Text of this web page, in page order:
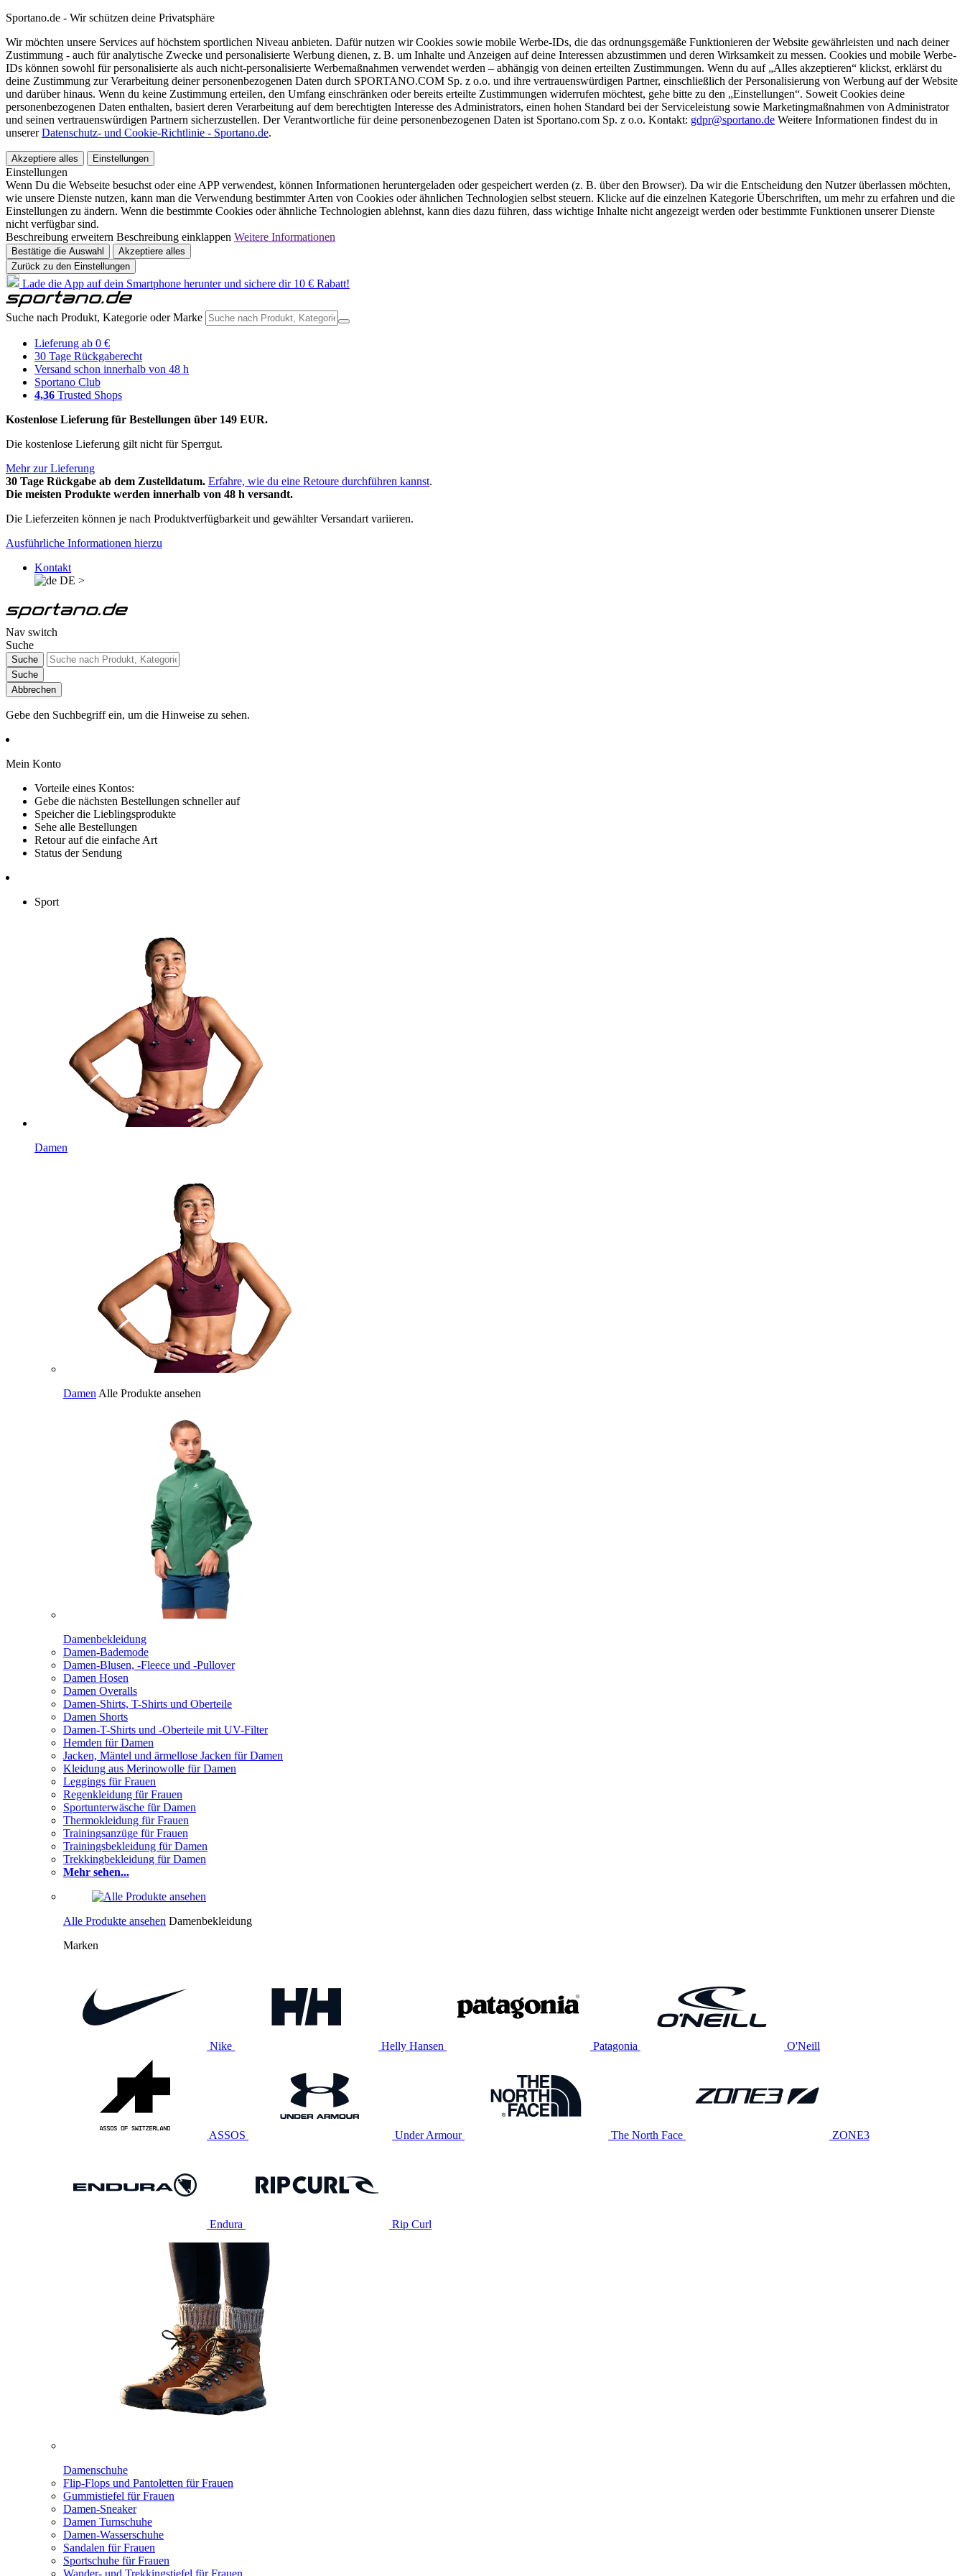
Sportano.de - Wir schützen deine Privatsphäre
Wir möchten unsere Services auf höchstem sportlichen Niveau anbieten. Dafür nutzen wir Cookies sowie mobile Werbe-IDs, die das ordnungsgemäße Funktionieren der Website gewährleisten und nach deiner
Zustimmung - auch für analytische Zwecke und personalisierte Werbung dienen, z. B. um Inhalte und Anzeigen auf deine Interessen abzustimmen und deren Wirksamkeit zu messen. Cookies und mobile Werbe-
IDs können sowohl für personalisierte als auch nicht-personalisierte Werbemaßnahmen verwendet werden – abhängig von deinen erteilten Zustimmungen. Wenn du auf „Alles akzeptieren“ klickst, erklärst du
deine Zustimmung zur Verarbeitung deiner personenbezogenen Daten durch SPORTANO.COM Sp. z o.o. und ihre vertrauenswürdigen Partner, einschließlich der Personalisierung von Werbung auf der Website
und darüber hinaus. Wenn du keine Zustimmung erteilen, den Umfang einschränken oder bereits erteilte Zustimmungen widerrufen möchtest, gehe bitte zu den „Einstellungen“. Soweit Cookies deine
personenbezogenen Daten enthalten, basiert deren Verarbeitung auf dem berechtigten Interesse des Administrators, einen hohen Standard bei der Serviceleistung sowie Marketingmaßnahmen von Administrator
und seinen vertrauenswürdigen Partnern sicherzustellen. Der Verantwortliche für deine personenbezogenen Daten ist Sportano.com Sp. z o.o. Kontakt: gdpr@sportano.de Weitere Informationen findest du in
unsererDatenschutz- und Cookie-Richtlinie - Sportano.de.
Akzeptiere alles Einstellungen
Einstellungen
Wenn Du die Webseite besuchst oder eine APP verwendest, können Informationen heruntergeladen oder gespeichert werden (z. B. über den Browser). Da wir die Entscheidung den Nutzer überlassen möchten,
wie unsere Dienste nutzen, kann man die Verwendung bestimmter Arten von Cookies oder ähnlichen Technologien selbst steuern. Klicke auf die einzelnen Kategorie Überschriften, um mehr zu erfahren und die
Einstellungen zu ändern. Wenn die bestimmte Cookies oder ähnliche Technologien ablehnst, kann dies dazu führen, dass wichtige Inhalte nicht angezeigt werden oder bestimmte Funktionen unserer Dienste
nicht verfügbar sind.
Beschreibung erweitern Beschreibung einklappen Weitere Informationen
Bestätige die Auswahl
Akzeptiere alles
Zurück zu den Einstellungen
Lade die App auf dein Smartphone herunter und sichere dir 10 € Rabatt!
Suche nach Produkt, Kategorie oder Marke
Lieferung ab 0 €
30 Tage Rückgaberecht
Versand schon innerhalb von 48 h
Sportano Club
4,36 Trusted Shops
Kostenlose Lieferung für Bestellungen über 149 EUR.
Die kostenlose Lieferung gilt nicht für Sperrgut.
Mehr zur Lieferung
30 Tage Rückgabe ab dem Zustelldatum. Erfahre, wie du eine Retoure durchführen kannst.
Die meisten Produkte werden innerhalb von 48 h versandt.
Die Lieferzeiten können je nach Produktverfügbarkeit und gewählter Versandart variieren.
Ausführliche Informationen hierzu
Kontakt
DE >
Nav switch
Suche
Suche
Suche
Abbrechen
Gebe den Suchbegriff ein, um die Hinweise zu sehen.
Mein Konto
Vorteile eines Kontos:
Gebe die nächsten Bestellungen schneller auf
Speicher die Lieblingsprodukte
Sehe alle Bestellungen
Retour auf die einfache Art
Status der Sendung
Sport
Damen
Damen Alle Produkte ansehen
Damenbekleidung
Damen-Bademode
Damen-Blusen, -Fleece und -Pullover
Damen Hosen
Damen Overalls
Damen-Shirts, T-Shirts und Oberteile
Damen Shorts
Damen-T-Shirts und -Oberteile mit UV-Filter
Hemden für Damen
Jacken, Mäntel und ärmellose Jacken für Damen
Kleidung aus Merinowolle für Damen
Leggings für Frauen
Regenkleidung für Frauen
Sportunterwäsche für Damen
Thermokleidung für Frauen
Trainingsanzüge für Frauen
Trainingsbekleidung für Damen
Trekkingbekleidung für Damen
Mehr sehen...
Alle Produkte ansehen Damenbekleidung
Marken
Nike Helly Hansen Patagonia O'Neill
ASSOS Under Armour The North Face ZONE3
Endura Rip Curl
Damenschuhe
Flip-Flops und Pantoletten für Frauen
Gummistiefel für Frauen
Damen-Sneaker
Damen Turnschuhe
Damen-Wasserschuhe
Sandalen für Frauen
Sportschuhe für Frauen
Wander- und Trekkingstiefel für Frauen